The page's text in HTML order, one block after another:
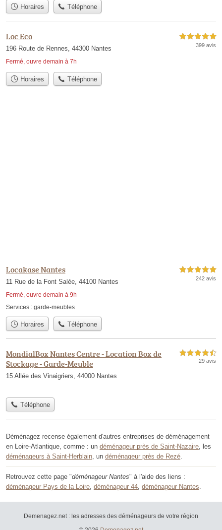
Horaires Téléphone
Loc Eco
196 Route de Rennes, 44300 Nantes
Fermé, ouvre demain à 7h
5,0 étoiles sur 5
399 avis
Horaires Téléphone
Locakase Nantes
11 Rue de la Font Salée, 44100 Nantes
Fermé, ouvre demain à 9h
5,0 étoiles sur 5
242 avis
Services : garde-meubles
Horaires Téléphone
MondialBox Nantes Centre - Location Box de
Stockage - Garde-Meuble
15 Allée des Vinaigriers, 44000 Nantes
4,5 étoiles sur 5
29 avis
Téléphone
Déménagez recense également d'autres entreprises de déménagement
en Loire-Atlantique, comme : un déménageur près de Saint-Nazaire, les
déménageurs à Saint-Herblain, un déménageur près de Rezé.
Retrouvez cette page "déménageur Nantes" à l'aide des liens :
déménageur Pays de la Loire, déménageur 44, déménageur Nantes.
Demenagez.net : les adresses des déménageurs de votre région